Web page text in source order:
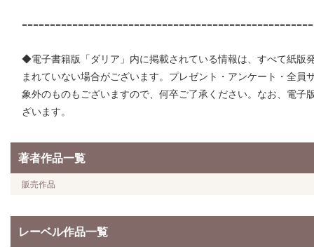
◆電子書籍版「ダリア」内に掲載されている情報は、すべて紙版
まれていない場合がございます。プレゼント・アンケート・全
象外のものもございますので、何卒ご了承ください。なお、電子
ざいます。
著者作品一覧
販売作品
レーベル作品一覧